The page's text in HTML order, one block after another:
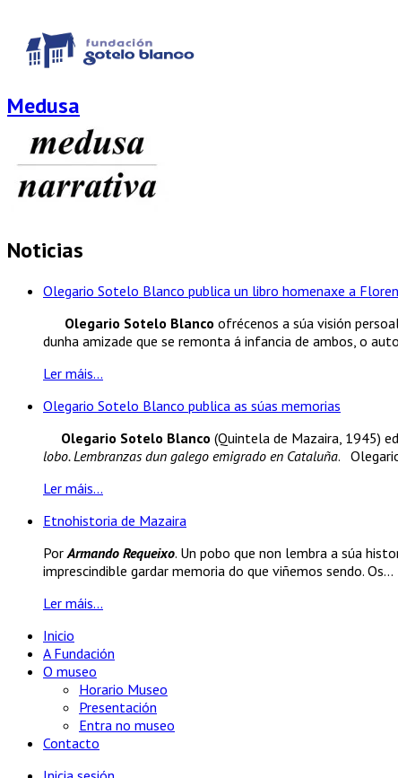
Medusa
Noticias
Olegario Sotelo Blanco publica un libro homenaxe a
Olegario Sotelo Blanco ofrécenos a súa visión
dunha amizade que se remonta á infancia de ambos, o
Ler máis...
Olegario Sotelo Blanco publica as súas memorias
Olegario Sotelo Blanco (Quintela de Mazaira, 1945)
lobo. Lembranzas dun galego emigrado en Cataluña.
Ler máis...
Etnohistoria de Mazaira
Por Armando Requeixo. Un pobo que non lembra a súa
imprescindible gardar memoria do que viñemos sendo. Os...
Ler máis...
Inicio
A Fundación
O museo
Horario Museo
Presentación
Entra no museo
Contacto